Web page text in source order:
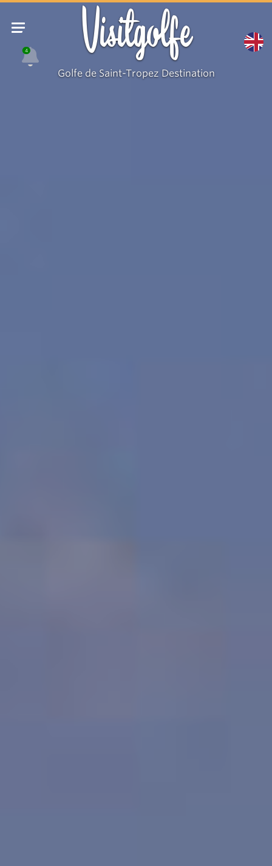
4 Visitgolfe
Golfe de Saint-Tropez Destination